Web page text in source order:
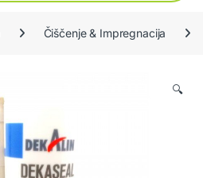
Čiščenje & Impregnacija
🔍